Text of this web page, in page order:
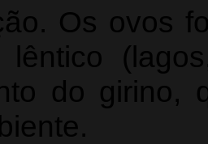
Os ovos
lêntico
do girino,